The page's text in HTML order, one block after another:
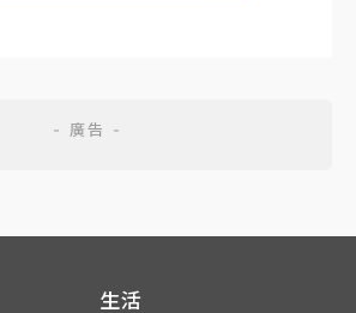
生活